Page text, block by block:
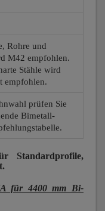
Rohre und
M42 empfohlen.
Stähle wird
empfohlen.
prüfen Sie
Bimetall-
Standardprofile,
für 4400 mm Bi-